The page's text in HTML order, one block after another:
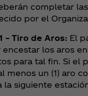
completar
por el
– Tiro de Aros: El
los aros
para tal fin. Si el
menos un (1) aro
la siguiente